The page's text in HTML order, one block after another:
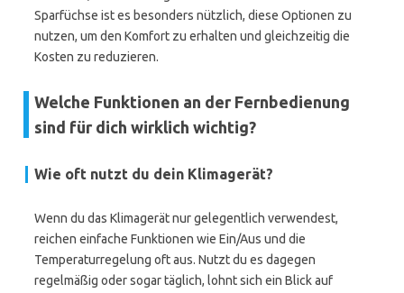
Sparfüchse ist es besonders nützlich, diese Optionen zu
nutzen, um den Komfort zu erhalten und gleichzeitig die
Kosten zu reduzieren.
Welche Funktionen an der Fernbedienung
sind für dich wirklich wichtig?
Wie oft nutzt du dein Klimagerät?
Wenn du das Klimagerät nur gelegentlich verwendest,
reichen einfache Funktionen wie Ein/Aus und die
Temperaturregelung oft aus. Nutzt du es dagegen
regelmäßig oder sogar täglich, lohnt sich ein Blick auf